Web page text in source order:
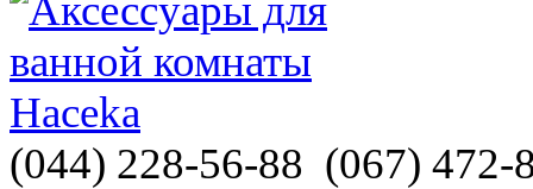
(044) 228-56-88 (067) 472-